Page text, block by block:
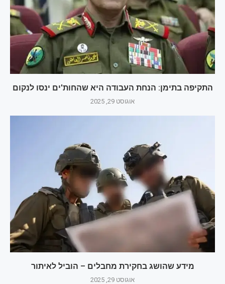
התקיפה בתימן: הנחת העבודה היא שהחות'ים ינסו לנקום
אוגוסט 29, 2025
מידע שהושג בחקירת מחבלים – הוביל לאיתור
אוגוסט 29, 2025